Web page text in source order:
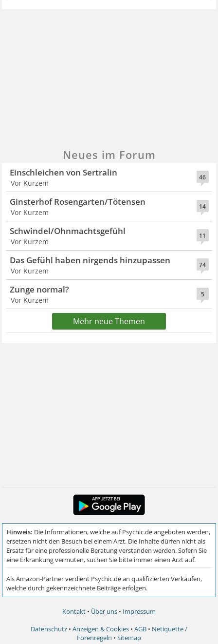
Neues im Forum
46
Einschleichen von Sertralin
Vor Kurzem
14
Ginsterhof Rosengarten/Tötensen
Vor Kurzem
11
Schwindel/Ohnmachtsgefühl
Vor Kurzem
74
Das Gefühl haben nirgends hinzupassen
Vor Kurzem
5
Zunge normal?
Vor Kurzem
Mehr neue Themen
Kontakt • Über uns • Impressum
Datenschutz • Anzeigen & Cookies • AGB • Netiquette /
Forenregeln • Sitemap